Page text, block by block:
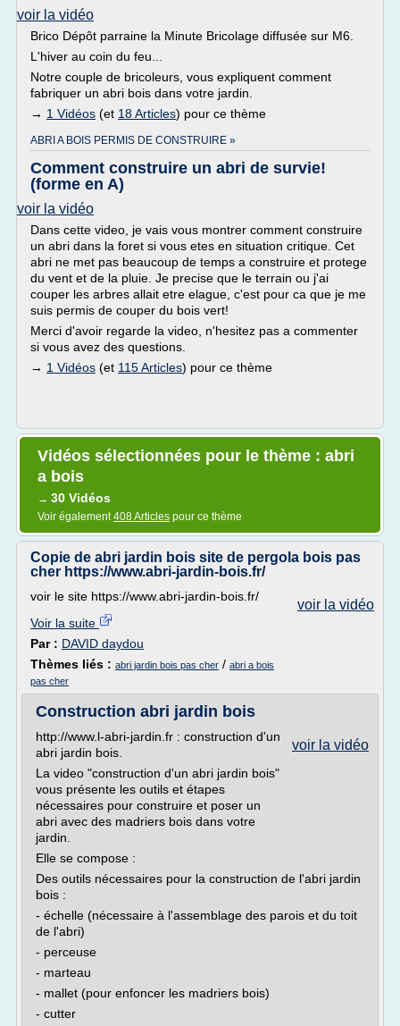
voir la vidéo
Brico Dépôt parraine la Minute Bricolage diffusée sur M6.
L'hiver au coin du feu...
Notre couple de bricoleurs, vous expliquent comment
fabriquer un abri bois dans votre jardin.
→ 1 Vidéos (et 18 Articles) pour ce thème
ABRI A BOIS PERMIS DE CONSTRUIRE »
Comment construire un abri de survie!
(forme en A)
voir la vidéo
Dans cette video, je vais vous montrer comment construire
un abri dans la foret si vous etes en situation critique. Cet
abri ne met pas beaucoup de temps a construire et protege
du vent et de la pluie. Je precise que le terrain ou j'ai
couper les arbres allait etre elague, c'est pour ca que je me
suis permis de couper du bois vert!
Merci d'avoir regarde la video, n'hesitez pas a commenter
si vous avez des questions.
→ 1 Vidéos (et 115 Articles) pour ce thème
Vidéos sélectionnées pour le thème : abri
a bois
→ 30 Vidéos
Voir également408 Articles pour ce thème
Copie de abri jardin bois site de pergola bois pas
cher https://www.abri-jardin-bois.fr/
voir la vidéo
voir le site https://www.abri-jardin-bois.fr/
Voir la suite
Par : DAVID daydou
Thèmes liés : abri jardin bois pas cher / abri a bois
pas cher
Construction abri jardin bois
voir la vidéo
http://www.l-abri-jardin.fr : construction d'un
abri jardin bois.
La video "construction d'un abri jardin bois"
vous présente les outils et étapes
nécessaires pour construire et poser un
abri avec des madriers bois dans votre
jardin.
Elle se compose :
Des outils nécessaires pour la construction de l'abri jardin
bois :
- échelle (nécessaire à l'assemblage des parois et du toit
de l'abri)
- perceuse
- marteau
- mallet (pour enfoncer les madriers bois)
- cutter